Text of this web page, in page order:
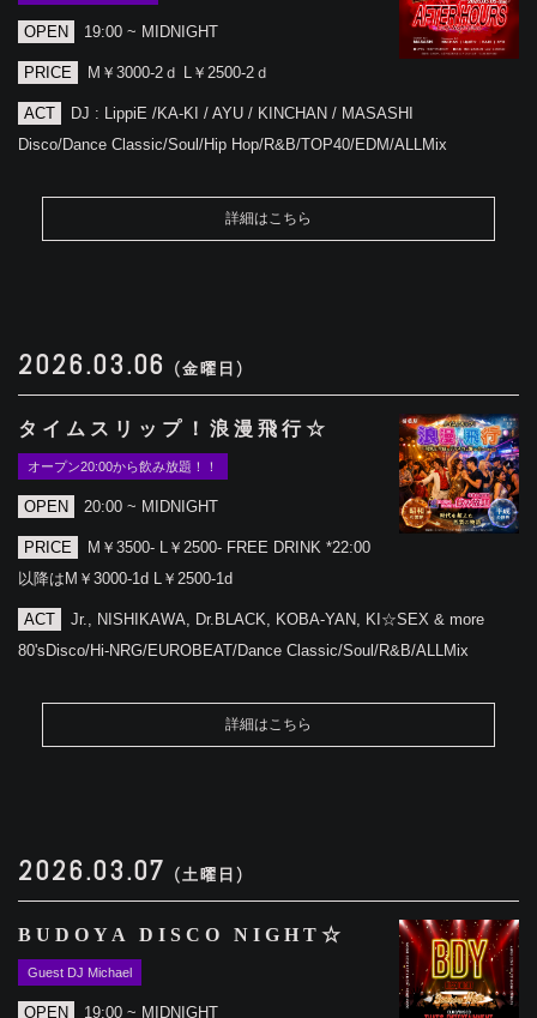
OPEN 19:00 ~ MIDNIGHT
PRICE M￥3000-2ｄ L￥2500-2ｄ
ACT
DJ : LippiE /KA-KI / AYU / KINCHAN / MASASHI
Disco/Dance Classic/Soul/Hip Hop/R&B/TOP40/EDM/ALLMix
詳細はこちら
2026.03.06 (金曜日)
タイムスリップ！浪漫飛行☆
オープン20:00から飲み放題！！
OPEN 20:00 ~ MIDNIGHT
PRICE
M￥3500- L￥2500- FREE DRINK *22:00
以降はM￥3000-1d L￥2500-1d
ACT
Jr., NISHIKAWA, Dr.BLACK, KOBA-YAN, KI☆SEX & more
80'sDisco/Hi-NRG/EUROBEAT/Dance Classic/Soul/R&B/ALLMix
詳細はこちら
2026.03.07 (土曜日)
BUDOYA DISCO NIGHT☆
Guest DJ Michael
OPEN 19:00 ~ MIDNIGHT